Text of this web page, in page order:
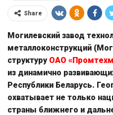
Share
Могилевский завод
металлоконструкций
структуру ОАО
из динамично
Республики Беларусь.
охватывает не только
страны ближнего и